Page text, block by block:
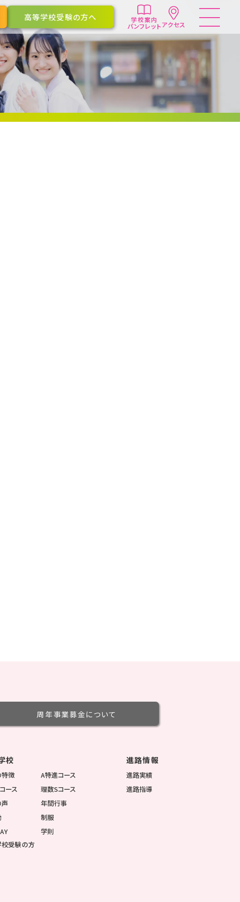
高等学校受験の方へ 学校案内
パンフレットアクセス
周年事業募金について
校
徴
A特進コース
ース
理数Sコース
年間行事
制服
学則
受験の方
進路情報
進路実績
進路指導